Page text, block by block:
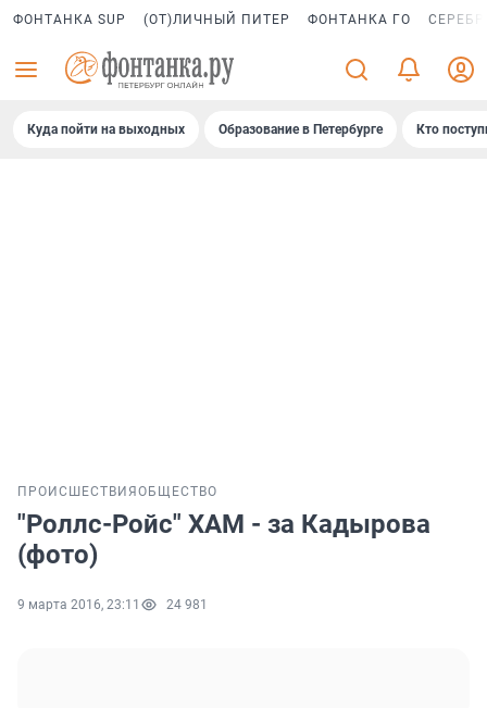
ФОНТАНКА SUP (ОТ)ЛИЧНЫЙ ПИТЕР ФОНТАНКА ГО
Куда пойти на выходных Образование в Петербурге Кто
ПРОИСШЕСТВИЯ ОБЩЕСТВО
"Роллс-Ройс" ХАМ - за Кадырова
(фото)
9 марта 2016, 23:11 24 981